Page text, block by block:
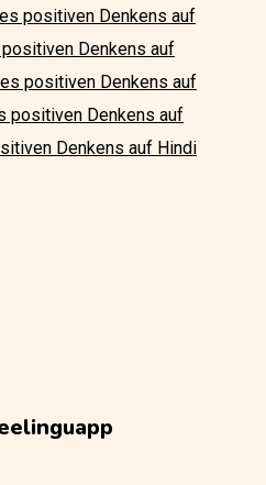
positiven Denkens auf
Denkens auf
positiven Denkens auf
positiven Denkens auf
Denkens auf Hindi